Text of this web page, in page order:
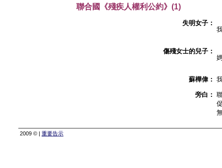
聯合國《殘疾人權利公約》(1)
失明女子：
傷殘女士的兒子：
蘇樺偉：
旁白：
2009 © | 重要告示